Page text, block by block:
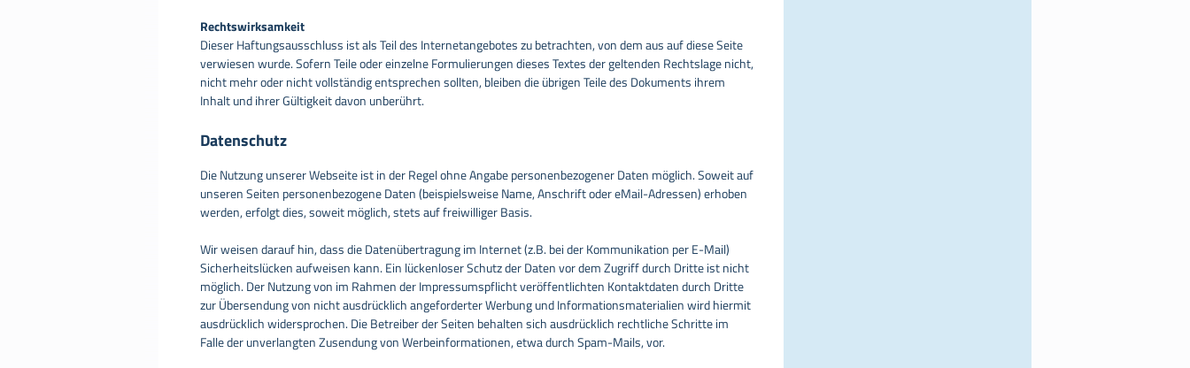
Rechtswirksamkeit
Dieser Haftungsausschluss ist als Teil des Internetangebotes zu betrachten, von dem aus auf diese Seite
verwiesen wurde. Sofern Teile oder einzelne Formulierungen dieses Textes der geltenden Rechtslage nicht,
nicht mehr oder nicht vollständig entsprechen sollten, bleiben die übrigen Teile des Dokuments ihrem
Inhalt und ihrer Gültigkeit davon unberührt.
Datenschutz
Die Nutzung unserer Webseite ist in der Regel ohne Angabe personenbezogener Daten möglich. Soweit auf
unseren Seiten personenbezogene Daten (beispielsweise Name, Anschrift oder eMail-Adressen) erhoben
werden, erfolgt dies, soweit möglich, stets auf freiwilliger Basis.
Wir weisen darauf hin, dass die Datenübertragung im Internet (z.B. bei der Kommunikation per E-Mail)
Sicherheitslücken aufweisen kann. Ein lückenloser Schutz der Daten vor dem Zugriff durch Dritte ist nicht
möglich. Der Nutzung von im Rahmen der Impressumspflicht veröffentlichten Kontaktdaten durch Dritte
zur Übersendung von nicht ausdrücklich angeforderter Werbung und Informationsmaterialien wird hiermit
ausdrücklich widersprochen. Die Betreiber der Seiten behalten sich ausdrücklich rechtliche Schritte im
Falle der unverlangten Zusendung von Werbeinformationen, etwa durch Spam-Mails, vor.